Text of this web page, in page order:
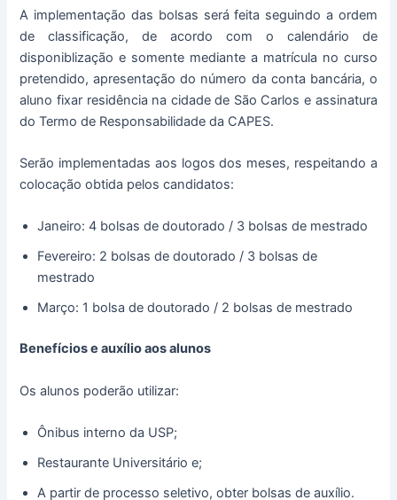
A implementação das bolsas será feita seguindo a ordem
de classificação, de acordo com o calendário de
disponiblização e somente mediante a matrícula no curso
pretendido, apresentação do número da conta bancária, o
aluno fixar residência na cidade de São Carlos e assinatura
do Termo de Responsabilidade da CAPES.
Serão implementadas aos logos dos meses, respeitando a
colocação obtida pelos candidatos:
Janeiro: 4 bolsas de doutorado / 3 bolsas de mestrado
Fevereiro: 2 bolsas de doutorado / 3 bolsas de
mestrado
Março: 1 bolsa de doutorado / 2 bolsas de mestrado
Benefícios e auxílio aos alunos
Os alunos poderão utilizar:
Ônibus interno da USP;
Restaurante Universitário e;
A partir de processo seletivo, obter bolsas de auxílio.